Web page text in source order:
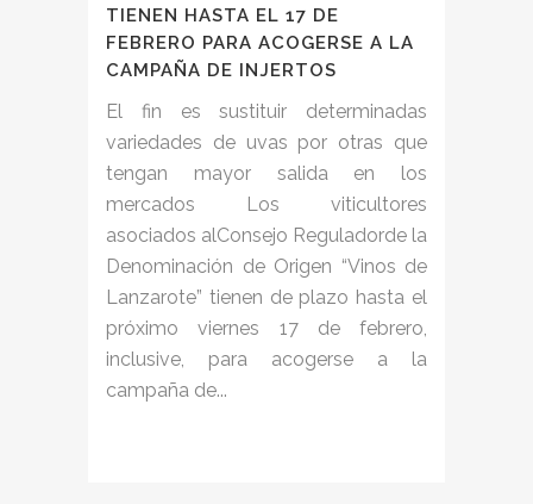
TIENEN HASTA EL 17 DE
FEBRERO PARA ACOGERSE A LA
CAMPAÑA DE INJERTOS
El fin es sustituir determinadas
variedades de uvas por otras que
tengan mayor salida en los
mercados Los viticultores
asociados alConsejo Reguladorde la
Denominación de Origen “Vinos de
Lanzarote” tienen de plazo hasta el
próximo viernes 17 de febrero,
inclusive, para acogerse a la
campaña de...